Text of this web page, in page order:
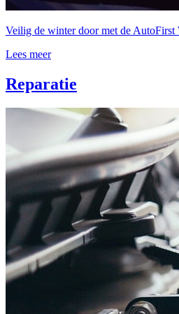
Veilig de winter door met de AutoFirst
Lees meer
Reparatie